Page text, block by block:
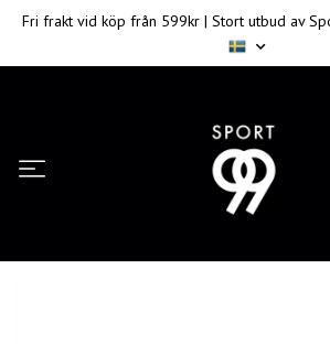
Fri frakt vid köp från 599kr | Stort utbud av